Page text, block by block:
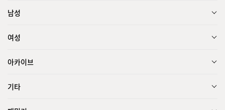
남성
여성
아카이브
기타